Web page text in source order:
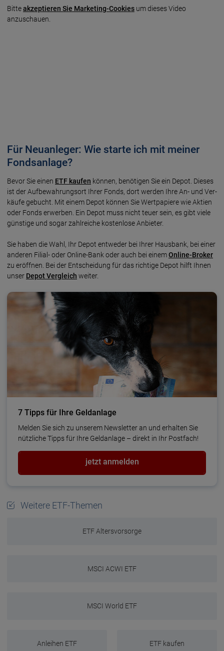
Bitteakzeptieren Sie Marketing-Cookies um dieses Video
anzuschauen.
Für Neuanleger: Wie starte ich mit meiner
Fondsanlage?
Bevor Sie einen ETF kaufen können, benötigen Sie ein Depot. Dieses
ist der Auf­bewahrungs­ort Ihrer Fonds, dort werden Ihre An- und Ver­
käufe gebucht. Mit einem Depot können Sie Wert­pa­piere wie Aktien
oder Fonds erwerben. Ein Depot muss nicht teuer sein, es gibt viele
günstige und sogar zahl­reiche kosten­lose Anbieter.
Sie haben die Wahl, Ihr Depot ent­weder bei Ihrer Haus­bank, bei einer
anderen Filial- oder Online-Bank oder auch bei einemOnline-Broker
zu eröffnen. Bei der Ent­schei­dung für das rich­tige Depot hilft Ihnen
unser Depot Vergleich weiter.
7 Tipps für Ihre Geldanlage
Melden Sie sich zu unserem Newsletter an und erhalten Sie
nützliche Tipps für Ihre Geld­anlage – direkt in Ihr Postfach!
jetzt anmelden
Weitere ETF-Themen
ETF Altersvorsorge
MSCI ACWI ETF
MSCI World ETF
Anleihen ETF ETF kaufen